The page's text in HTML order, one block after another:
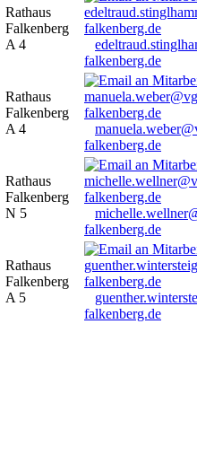
Rathaus
Falkenberg
A 4
falkenberg.de
Rathaus
Falkenberg
A 4
falkenberg.de
Rathaus
Falkenberg
N 5
falkenberg.de
Rathaus
Falkenberg
A 5
falkenberg.de